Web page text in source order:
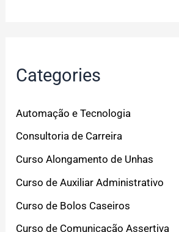
Categories
Automação e Tecnologia
Consultoria de Carreira
Curso Alongamento de Unhas
Curso de Auxiliar Administrativo
Curso de Bolos Caseiros
Curso de Comunicação Assertiva